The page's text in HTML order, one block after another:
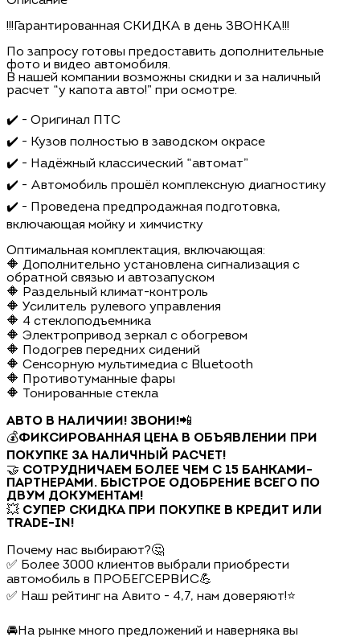
!!!Гарантированная СКИДКА в день ЗВОНКА!!!
По запросу готовы предоставить дополнительные
фото и видео автомобиля.
В нашей компании возможны скидки и за наличный
расчет “у капота авто!” при осмотре.
✔️ - Оригинал ПТС
✔️ - Кузов полностью в заводском окрасе
✔️ - Надёжный классический “автомат”
✔️ - Автомобиль прошёл комплексную диагностику
✔️ - Проведена предпродажная подготовка,
включающая мойку и химчистку
Оптимальная комплектация, включающая:
🔶 Дополнительно установлена сигнализация с
обратной связью и автозапуском
🔶 Раздельный климат-контроль
🔶 Усилитель рулевого управления
🔶 4 стеклоподъемника
🔶 Электропривод зеркал с обогревом
🔶 Подогрев передних сидений
🔶 Сенсорную мультимедиа с Bluetooth
🔶 Противотуманные фары
🔶 Тонированные стекла
АВТО В НАЛИЧИИ! ЗВОНИ!📲
💰ФИКСИРОВАННАЯ ЦЕНА В ОБЪЯВЛЕНИИ ПРИ
ПОКУПКЕ ЗА НАЛИЧНЫЙ РАСЧЕТ!
🤝 СОТРУДНИЧАЕМ БОЛЕЕ ЧЕМ С 15 БАНКАМИ-
ПАРТНЕРАМИ. БЫСТРОЕ ОДОБРЕНИЕ ВСЕГО ПО
ДВУМ ДОКУМЕНТАМ!
💥 СУПЕР СКИДКА ПРИ ПОКУПКЕ В КРЕДИТ ИЛИ
TRADE-IN!
Почему нас выбирают?🤔
✅ Более 3000 клиентов выбрали приобрести
автомобиль в ПРОБЕГСЕРВИС💪
✅ Наш рейтинг на Авито - 4,7, нам доверяют!⭐
🚘На рынке много предложений и наверняка вы